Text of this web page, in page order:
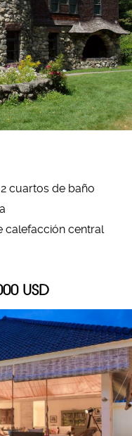
cuartos de baño
calefacción central
USD